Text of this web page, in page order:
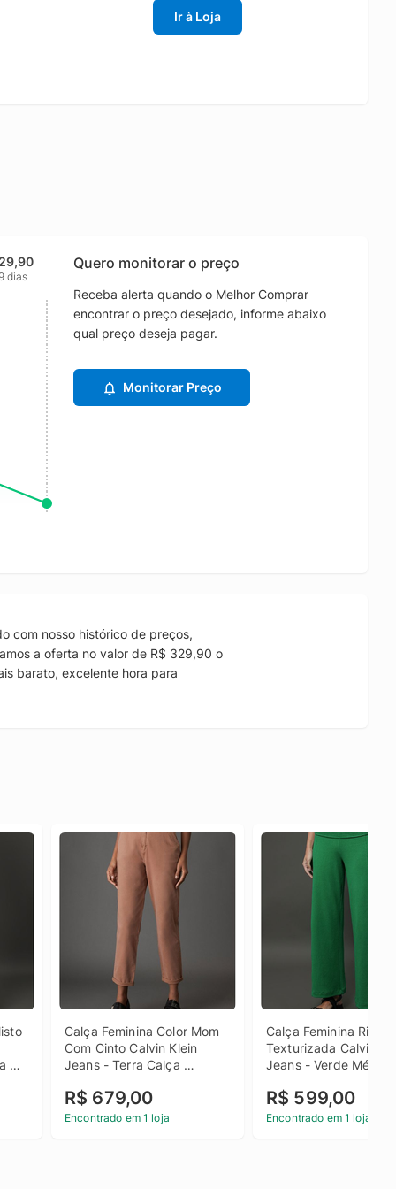
Ir à Loja
dias
Quero monitorar o preço
Receba alerta quando o Melhor Comprar
encontrar o preço desejado, informe abaixo
qual preço deseja pagar.
Monitorar Preço
com nosso histórico de preços,
a oferta no valor de R$ 329,90 o
barato, excelente hora para
Calça Feminina Color Mom
Com Cinto Calvin Klein
Jeans - Terra Calça
Cinto Calvin Klein Jeans
Terra 44
R$ 679,00
Encontrado em 1 loja
Calça Feminina
Texturizada Calvin
Jeans - Verde Médio
Texturizada Calvin
Jeans Verde Médio
R$ 599,00
Encontrado em 1 loja